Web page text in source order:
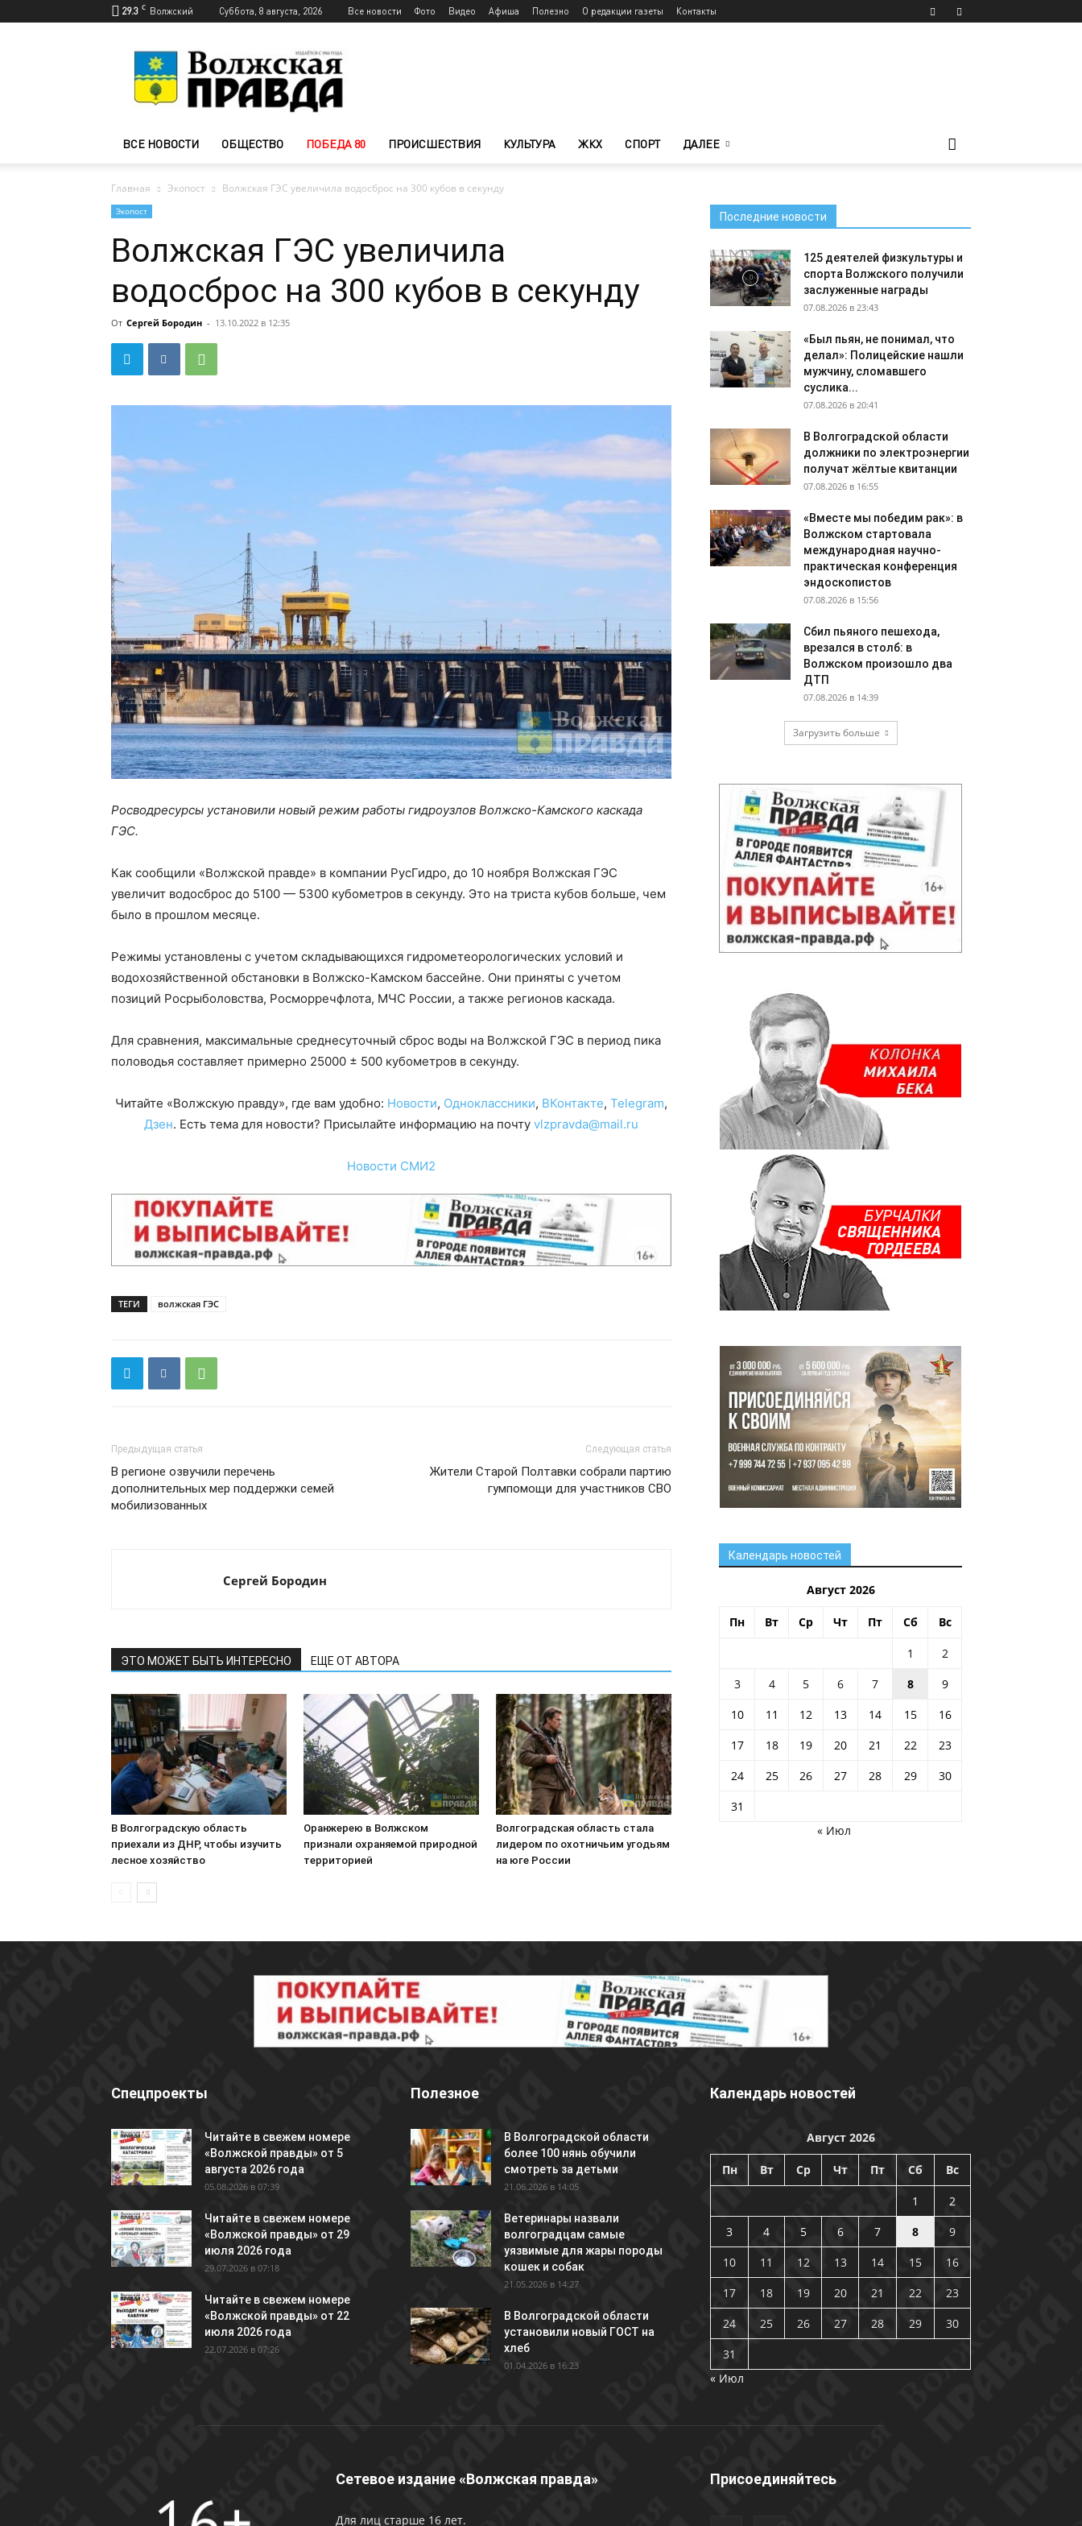
29.3 C Волжский Суббота, 8 августа, 2026 Все новости Фото Видео Афиша Полезно О редакции газеты Контакты
Волжского
—
Волжская
ВСЕ НОВОСТИ ОБЩЕСТВО ПОБЕДА 80 ПРОИСШЕСТВИЯ КУЛЬТУРА ЖКХ СПОРТ ДАЛЕЕ
Главная Экопост Волжская ГЭС увеличила водосброс на 300 кубов в секунду
Экопост
Волжская ГЭС увеличила
водосброс на 300 кубов в секунду
От Сергей Бородин - 13.10.2022 в 12:35
Росводресурсы установили новый режим работы гидроузлов Волжско-Камского каскада
ГЭС.
Как сообщили «Волжской правде» в компании РусГидро, до 10 ноября Волжская ГЭС
увеличит водосброс до 5100 — 5300 кубометров в секунду. Это на триста кубов больше, чем
было в прошлом месяце.
Режимы установлены с учетом складывающихся гидрометеорологических условий и
водохозяйственной обстановки в Волжско-Камском бассейне. Они приняты с учетом
позиций Росрыболовства, Росморречфлота, МЧС России, а также регионов каскада.
Для сравнения, максимальные среднесуточный сброс воды на Волжской ГЭС в период пика
половодья составляет примерно 25000 ± 500 кубометров в секунду.
Читайте «Волжскую правду», где вам удобно: Новости, Одноклассники, ВКонтакте, Telegram,
Дзен. Есть тема для новости? Присылайте информацию на почту vlzpravda@mail.ru
Новости СМИ2
ТЕГИ волжская ГЭС
Предыдущая статья
В регионе озвучили перечень
дополнительных мер поддержки семей
мобилизованных
Следующая статья
Жители Старой Полтавки собрали партию
гумпомощи для участников СВО
Сергей Бородин
ЭТО МОЖЕТ БЫТЬ ИНТЕРЕСНО ЕЩЕ ОТ АВТОРА
В Волгоградскую область
приехали из ДНР, чтобы изучить
лесное хозяйство
Оранжерею в Волжском
признали охраняемой природной
территорией
Волгоградская область стала
лидером по охотничьим угодьям
на юге России
Последние новости
125 деятелей физкультуры и
спорта Волжского получили
заслуженные награды
07.08.2026 в 23:43
«Был пьян, не понимал, что
делал»: Полицейские нашли
мужчину, сломавшего
суслика...
07.08.2026 в 20:41
В Волгоградской области
должники по электроэнергии
получат жёлтые квитанции
07.08.2026 в 16:55
«Вместе мы победим рак»: в
Волжском стартовала
международная научно-
практическая конференция
эндоскопистов
07.08.2026 в 15:56
Сбил пьяного пешехода,
врезался в столб: в
Волжском произошло два
ДТП
07.08.2026 в 14:39
Загрузить больше
Календарь новостей
Август 2026
Пн Вт Ср Чт Пт Сб Вс
1
2
3
4 5 6 7 8
9
10
11 12 13 14 15
16
17
18 19 20 21 22
23
24
25 26 27 28 29
30
31
« Июл
Спецпроекты
Читайте в свежем номере
«Волжской правды» от 5
августа 2026 года
05.08.2026 в 07:39
Читайте в свежем номере
«Волжской правды» от 29
июля 2026 года
29.07.2026 в 07:18
Читайте в свежем номере
«Волжской правды» от 22
июля 2026 года
22.07.2026 в 07:26
Полезное
В Волгоградской области
более 100 нянь обучили
смотреть за детьми
21.06.2026 в 14:05
Ветеринары назвали
волгоградцам самые
уязвимые для жары породы
кошек и собак
21.05.2026 в 14:27
В Волгоградской области
установили новый ГОСТ на
хлеб
01.04.2026 в 16:23
Календарь новостей
Август 2026
Пн Вт Ср Чт Пт Сб Вс
1
2
3
4 5 6 7 8
9
10
11 12 13 14 15
16
17
18 19 20 21 22
23
24
25 26 27 28 29
30
31
« Июл
Сетевое издание «Волжская правда»
Для лиц старше 16 лет.
Присоединяйтесь